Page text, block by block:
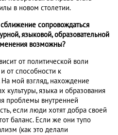
в новом столетии.
сопровождаться
языковой, образовательной
возможны?
от политической воли
от способности к
мой взгляд, нахождение
культуры, языка и образования
проблемы внутренней
если люди хотят добра своей
баланс. Если же они тупо
(как это делали